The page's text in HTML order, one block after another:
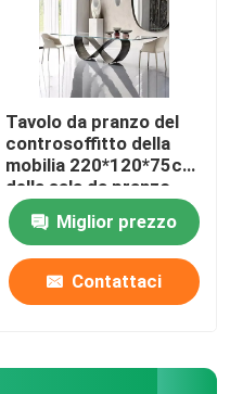
Tavolo da pranzo del
controsoffitto della
mobilia 220*120*75cm
della sala da pranzo
della casa dell'OEM
Miglior prezzo
Contattaci